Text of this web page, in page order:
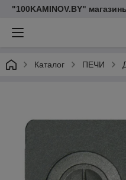
"100KAMINOV.BY"
Каталог ПЕЧИ